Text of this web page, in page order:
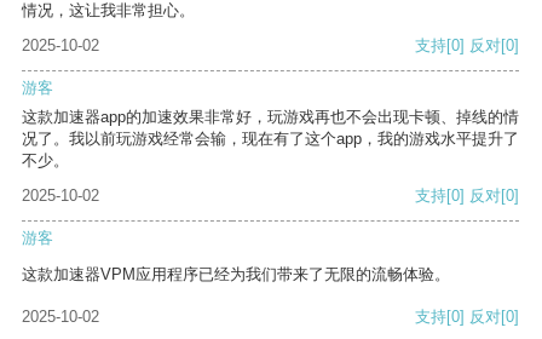
情况，这让我非常担心。
2025-10-02
支持[0] 反对[0]
游客
这款加速器app的加速效果非常好，玩游戏再也不会出现卡顿、掉线的情
况了。我以前玩游戏经常会输，现在有了这个app，我的游戏水平提升了
不少。
2025-10-02
支持[0] 反对[0]
游客
这款加速器VPM应用程序已经为我们带来了无限的流畅体验。
2025-10-02 支持[0] 反对[0]